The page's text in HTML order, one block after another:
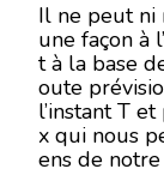
Il ne peut ni
une façon à
t à la base
oute
l’instant T
x qui nous
ens de